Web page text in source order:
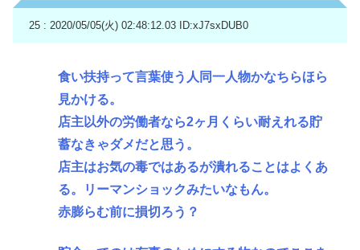
25 : 2020/05/05(火) 02:48:12.03 ID:xJ7sxDUB0
食い扶持って言葉使う人同一人物かなちらほら
見かける。
店主以外の労働者なら2ヶ月くらい耐えれる貯
蓄なきゃダメだと思う。
店主はお気の毒ではあるが潰れることはよくあ
る。リーマンショックみたいなもん。
赤膨らむ前に損切ろう？